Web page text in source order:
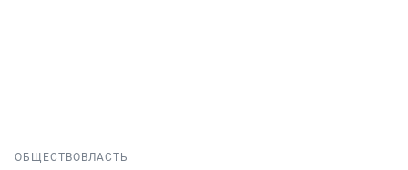
ОБЩЕСТВО ВЛАСТЬ